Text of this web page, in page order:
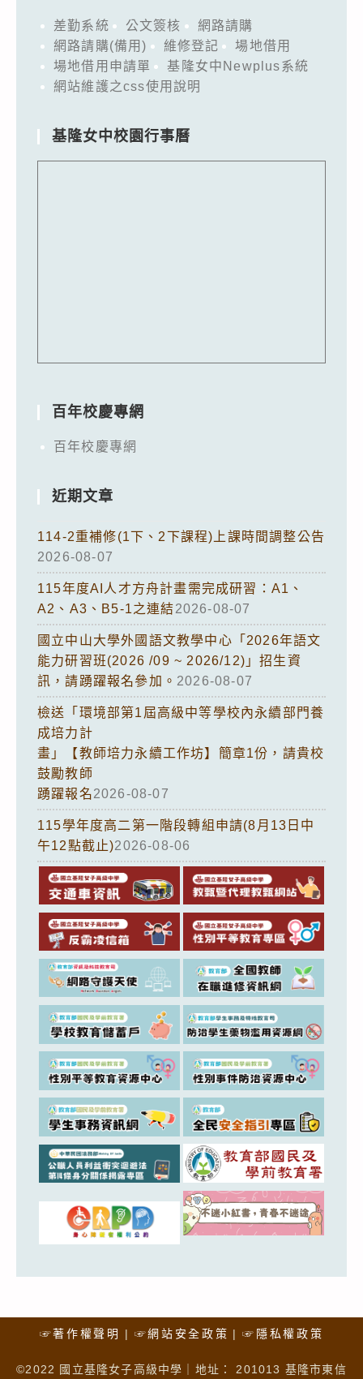
差勤系統 公文簽核
網路請購
網路請購(備用)
維修登記
場地借用
場地借用申請單
基隆女中Newplus系統
網站維護之css使用說明
基隆女中校園行事曆
百年校慶專網
百年校慶專網
近期文章
114-2重補修(1下、2下課程)上課時間調整公告
2026-08-07
115年度AI人才方舟計畫需完成研習：A1、
A2、A3、B5-1之連結2026-08-07
國立中山大學外國語文教學中心「2026年語文
能力研習班(2026 /09 ~ 2026/12)」招生資
訊，請踴躍報名參加。 2026-08-07
檢送「環境部第1屆高級中等學校內永續部門養
成培力計
畫」【教師培力永續工作坊】簡章1份，請貴校
鼓勵教師
踴躍報名2026-08-07
115學年度高二第一階段轉組申請(8月13日中
午12點截止)2026-08-06
☞著作權聲明 ☞網站安全政策 ☞隱私權政策
©2022 國立基隆女子高級中學｜地址： 201013 基隆市東信